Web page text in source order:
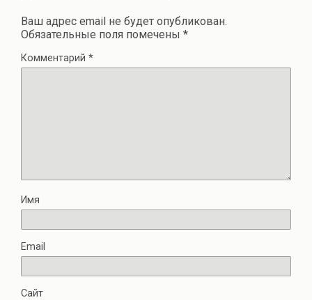
Ваш адрес email не будет опубликован.
Обязательные поля помечены *
Комментарий *
Имя
Email
Сайт